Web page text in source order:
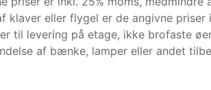
klaver eller flygel er de angivne priser
til levering på etage, ikke brofaste
af bænke, lamper eller andet